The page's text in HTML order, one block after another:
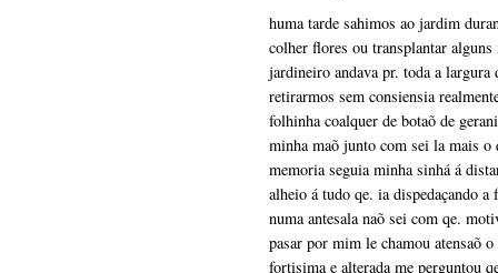
huma tarde sahimos ao jardim
colher flores ou transplantar
jardineiro andava pr. toda a
retirarmos sem consiensia
folhinha coalquer de botaõ de
minha maõ junto com sei la mais o
memoria seguia minha sinhá á
alheio á tudo qe. ia dispedaçando
numa antesala naõ sei com qe.
pasar por mim le chamou atensaõ
fortisima e alterada me perguntou